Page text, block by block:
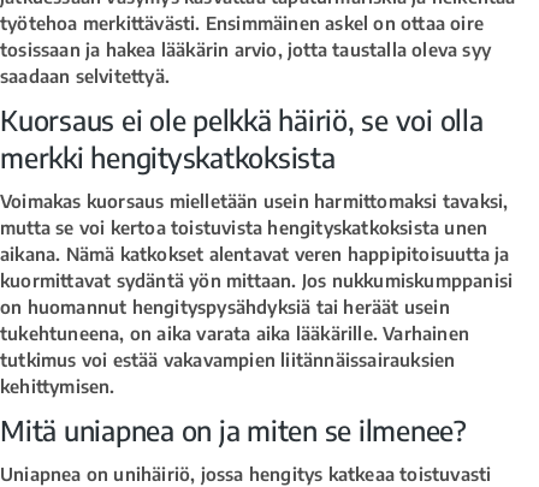
työtehoa merkittävästi. Ensimmäinen askel on ottaa oire
tosissaan ja hakea lääkärin arvio, jotta taustalla oleva syy
saadaan selvitettyä.
Kuorsaus ei ole pelkkä häiriö, se voi olla
merkki hengityskatkoksista
Voimakas kuorsaus mielletään usein harmittomaksi tavaksi,
mutta se voi kertoa toistuvista hengityskatkoksista unen
aikana. Nämä katkokset alentavat veren happipitoisuutta ja
kuormittavat sydäntä yön mittaan. Jos nukkumiskumppanisi
on huomannut hengityspysähdyksiä tai heräät usein
tukehtuneena, on aika varata aika lääkärille. Varhainen
tutkimus voi estää vakavampien liitännäissairauksien
kehittymisen.
Mitä uniapnea on ja miten se ilmenee?
Uniapnea on unihäiriö, jossa hengitys katkeaa toistuvasti